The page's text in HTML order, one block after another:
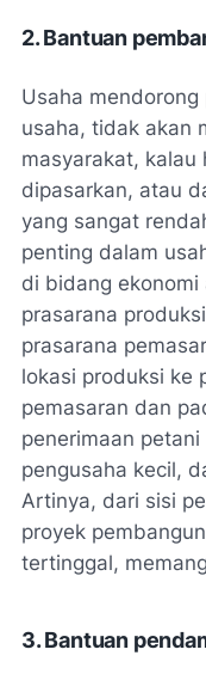
2. Bantuan
Usaha
usaha, tidak akan
masyarakat,
dipasarkan, atau
yang sangat
penting dalam
di bidang
prasarana
prasarana
lokasi produksi ke
pemasaran dan
penerimaan
pengusaha kecil,
Artinya, dari sisi
proyek
tertinggal,
3. Bantuan